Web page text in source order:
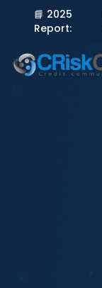
📘 2025
Report: